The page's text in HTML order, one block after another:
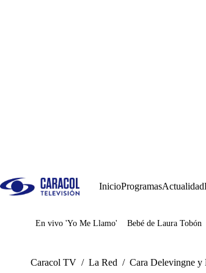
InicioProgramasActualidad
Juegos
En vivo 'Yo Me Llamo' Bebé de Laura Tobón
Caracol TV / La Red / Cara Delevingne y